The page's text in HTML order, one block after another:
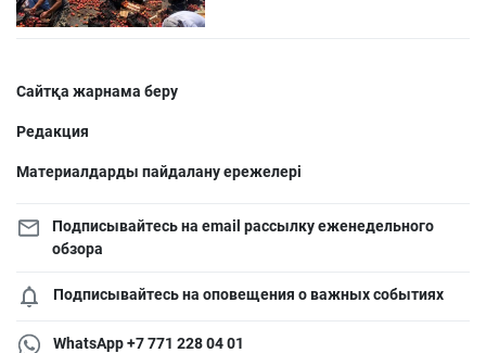
Сайтқа жарнама беру
Редакция
Материалдарды пайдалану ережелері
Подписывайтесь на email рассылку еженедельного
обзора
Подписывайтесь на оповещения о важных событиях
WhatsApp +7 771 228 04 01